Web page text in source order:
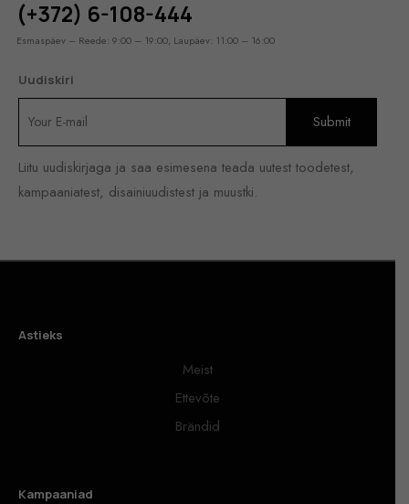
(+372) 6-108-444
Esmaspäev – Reede: 9:00 – 19:00, Laupäev: 11:00 – 16:00
Uudiskiri
Liitu uudiskirjaga ja saa esimesena teada uutest toodetest,
kampaaniatest, disainiuudistest ja muustki.
Astieks
Meist
Ettevõte
Brändid
Kampaaniad